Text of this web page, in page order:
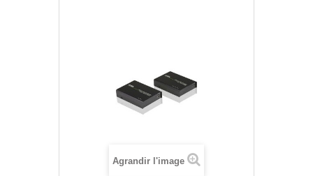
Agrandir l'image